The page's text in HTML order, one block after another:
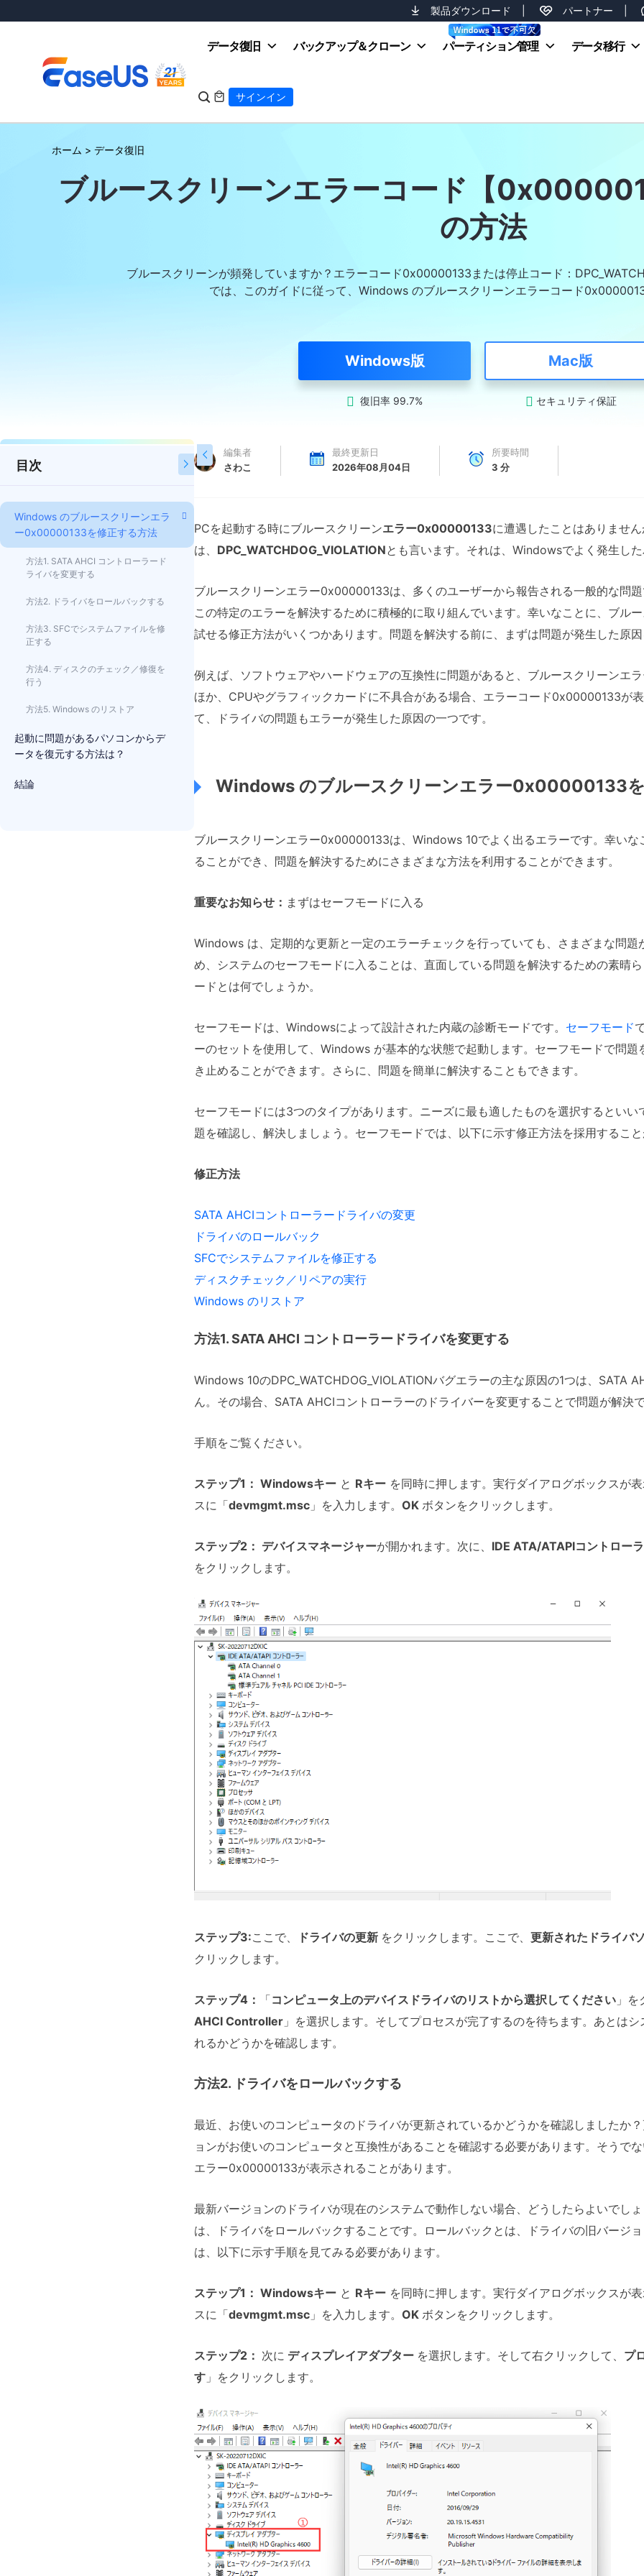
製品ダウンロード パートナー
データ復旧 バックアップ＆クローン パーティション管理 データ移行
  サインイン
ホーム > データ復旧
ブルースクリーンエラーコード【
の方法
ブルースクリーンが頻発していますか？エラーコード0x00000133または停止コード：
では、このガイドに従って、Windows のブルースクリーンエラーコード
Windows版
 復旧率 99.7%
Mac版
 セキュリティ保証


目次
Windows のブルースクリーンエラ
ー0x00000133を修正する方法
方法1. SATA AHCI コントローラード
ライバを変更する
方法2. ドライバをロールバックする
方法3. SFCでシステムファイルを修
正する
方法4. ディスクのチェック／修復を
行う
方法5. Windows のリストア
起動に問題があるパソコンからデ
ータを復元する方法は？
結論
編集者
さわこ
最終更新日
2026年08月04日
所要時間
3 分
PCを起動する時にブルースクリーンエラー0x00000133に遭遇したことはありませ
は、 DPC_WATCHDOG_VIOLATIONとも言います。それは、Windowsでよく発生し
ブルースクリーンエラー0x00000133は、多くのユーザーから報告される一般的な問
この特定のエラーを解決するために積極的に取り組んでいます。幸いなことに、ブル
試せる修正方法がいくつかあります。問題を解決する前に、まずは問題が発生した原
例えば、ソフトウェアやハードウェアの互換性に問題があると、ブルースクリーンエ
ほか、CPUやグラフィックカードに不具合がある場合、エラーコード0x00000133が
て、ドライバの問題もエラーが発生した原因の一つです。
Windows のブルースクリーンエラー0x00000133
ブルースクリーンエラー0x00000133は、Windows 10でよく出るエラーです。幸いな
ることができ、問題を解決するためにさまざまな方法を利用することができます。
重要なお知らせ： まずはセーフモードに入る
Windows は、定期的な更新と一定のエラーチェックを行っていても、さまざまな問
め、システムのセーフモードに入ることは、直面している問題を解決するための素晴
ードとは何でしょうか。
セーフモードは、Windowsによって設計された内蔵の診断モードです。 セーフモード
ーのセットを使用して、Windows が基本的な状態で起動します。セーフモードで問
き止めることができます。さらに、問題を簡単に解決することもできます。
セーフモードには3つのタイプがあります。ニーズに最も適したものを選択するとい
題を確認し、解決しましょう。セーフモードでは、以下に示す修正方法を採用するこ
修正方法
SATA AHCIコントローラードライバの変更
ドライバのロールバック
SFCでシステムファイルを修正する
ディスクチェック／リペアの実行
Windows のリストア
方法1. SATA AHCI コントローラードライバを変更する
Windows 10のDPC_WATCHDOG_VIOLATIONバグエラーの主な原因の1つは、SATA
ん。その場合、SATA AHCIコントローラーのドライバーを変更することで問題が解決
手順をご覧ください。
ステップ1： Windowsキー と Rキー を同時に押します。実行ダイアログボックスが
スに「devmgmt.msc 」を入力します。 OK ボタンをクリックします。
ステップ2： デバイスマネージャーが開かれます。次に、 IDE ATA/ATAPIコントロー
をクリックします。
ステップ3:ここで、 ドライバの更新 をクリックします。ここで、 更新されたドライバ
クリックします。
ステップ4： 「コンピュータ上のデバイスドライバのリストから選択してください 」
AHCI Controller 」を選択します。そしてプロセスが完了するのを待ちます。あとは
れるかどうかを確認します。
方法2. ドライバをロールバックする
最近、お使いのコンピュータのドライバが更新されているかどうかを確認しましたか
ョンがお使いのコンピュータと互換性があることを確認する必要があります。そうで
エラー0x00000133が表示されることがあります。
最新バージョンのドライバが現在のシステムで動作しない場合、どうしたらよいでし
は、ドライバをロールバックすることです。ロールバックとは、ドライバの旧バージ
は、以下に示す手順を見てみる必要があります。
ステップ1： Windowsキー と Rキー を同時に押します。実行ダイアログボックスが
スに「devmgmt.msc 」を入力します。 OK ボタンをクリックします。
ステップ2： 次に ディスプレイアダプター を選択します。そして右クリックして、 プ
す 」をクリックします。